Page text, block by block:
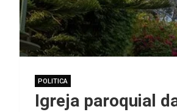
POLITICA
Igreja paroquial